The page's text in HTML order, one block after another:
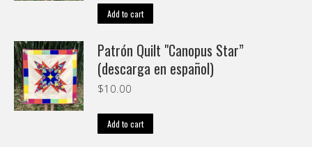
was:
$10.00.
Add to cart
Patrón Quilt "Canopus Star”
(descarga en español)
$10.00
Add to cart